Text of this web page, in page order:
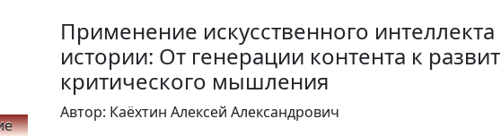
Применение искусственного интеллекта
истории: От генерации контента к
критического мышления
Автор: Каёхтин Алексей Александрович